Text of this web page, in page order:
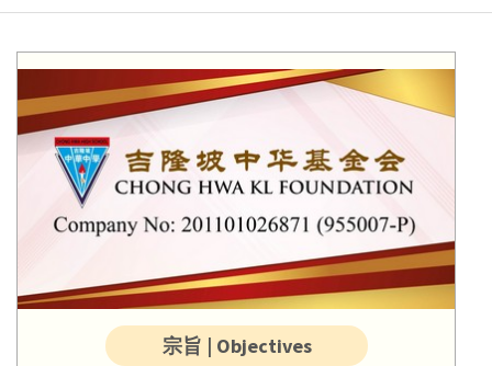
宗旨 | Objectives